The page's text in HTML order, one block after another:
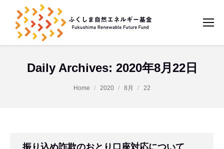
Daily Archives: 2020年8月22日
Home 2020 8月 22
振り込め詐欺のおとり口座対応について